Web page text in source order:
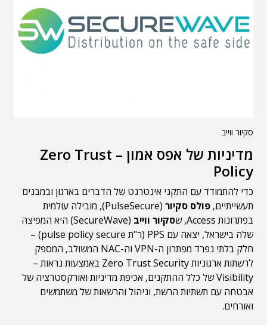
סקיור ווייב
מדיניות של אפס אמון – Zero Trust
Policy
כדי להתמודד עם התקני אינטרנט של הדברים בארגון ובמבנים
תעשייתיים, פולס סקיור
(PulseSecure), מובילה עולמית
בפתרונות Access, ש
סקיור ווייב
(SecureWave) היא המפיצה
שלה בישראל, יצאה עם PPS (ר"ת pulse policy secure) –
חלק בלתי נפרד מפתרון ה-VPN וה-NAC המשולב, המספק
לרשתות ארגוניות Zero Trust Security באמצעות נראות –
Visibility של כלל ההתקנים, אכיפת מדיניות ואורקסטרציה של
אבטחה עם תשתיות הרשת, וניהול והרשאות של משתמשים
ואורחים.